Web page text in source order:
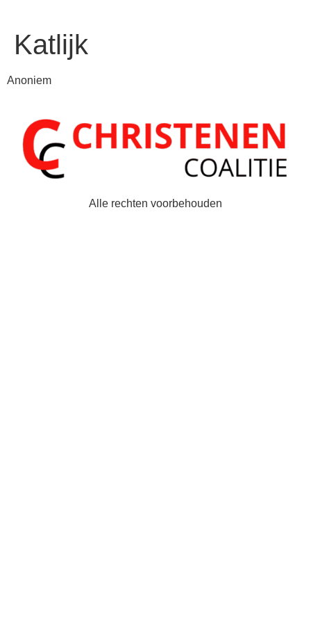
Katlijk
Anoniem
Alle rechten voorbehouden